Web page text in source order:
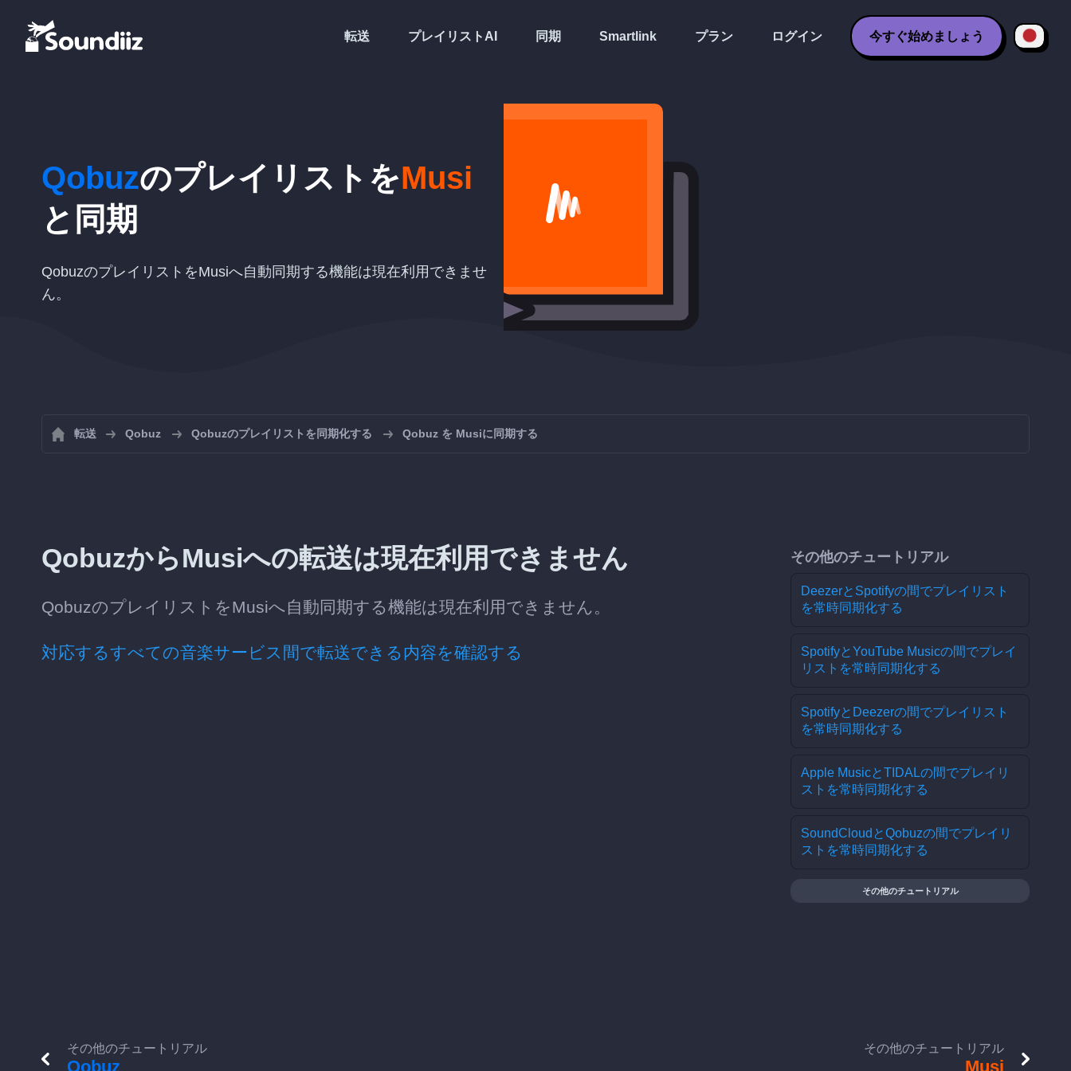
転送 プレイリストAI 同期 Smartlink プラン ログイン 今すぐ始めましょう
QobuzのプレイリストをMusi
と同期
QobuzのプレイリストをMusiへ自動同期する機能は現在利用できませ
ん。
転送 Qobuz Qobuzのプレイリストを同期化する Qobuz を Musiに同期する
QobuzからMusiへの転送は現在利用できません
QobuzのプレイリストをMusiへ自動同期する機能は現在利用できません。
対応するすべての音楽サービス間で転送できる内容を確認する
その他のチュートリアル
DeezerとSpotifyの間でプレイリスト
を常時同期化する
SpotifyとYouTube Musicの間でプレイ
リストを常時同期化する
SpotifyとDeezerの間でプレイリスト
を常時同期化する
Apple MusicとTIDALの間でプレイリ
ストを常時同期化する
SoundCloudとQobuzの間でプレイリ
ストを常時同期化する
その他のチュートリアル
その他のチュートリアル
Qobuz
その他のチュートリアル
Musi